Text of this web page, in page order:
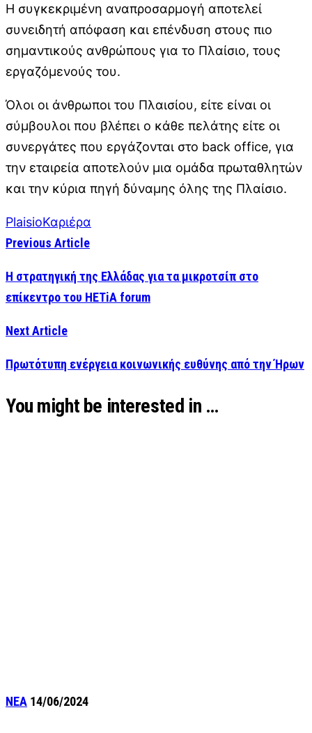
Η συγκεκριμένη αναπροσαρμογή αποτελεί
συνειδητή απόφαση και επένδυση στους πιο
σημαντικούς ανθρώπους για το Πλαίσιο, τους
εργαζόμενούς του.
Όλοι οι άνθρωποι του Πλαισίου, είτε είναι οι
σύμβουλοι που βλέπει ο κάθε πελάτης είτε οι
συνεργάτες που εργάζονται στο back office, για
την εταιρεία αποτελούν μια ομάδα πρωταθλητών
και την κύρια πηγή δύναμης όλης της Πλαίσιο.
PlaisioΚαριέρα
Previous Article
Η στρατηγική της Ελλάδας για τα μικροτσίπ στο
επίκεντρο του ΗΕΤiΑ forum
Next Article
Πρωτότυπη ενέργεια κοινωνικής ευθύνης από την Ήρων
You might be interested in …
ΝΕΑ 14/06/2024